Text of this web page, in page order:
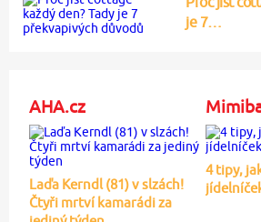
je 7…
AHA.cz
Laďa Kerndl (81) v slzách!
Čtyři mrtví kamarádi za
4 tipy,